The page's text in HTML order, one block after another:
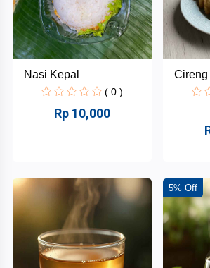
Mahasiswa
INABA
HAHAFEST
Snack
and
Food
INABA
Makanan
Minuman
Nasi Kepal
( 0 )
Rp 10,000
5% Off